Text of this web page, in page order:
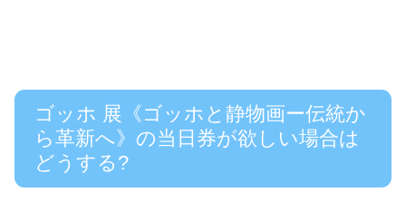
ゴッホ 展《ゴッホと静物画ー伝統か
ら革新へ》の当日券が欲しい場合は
どうする?